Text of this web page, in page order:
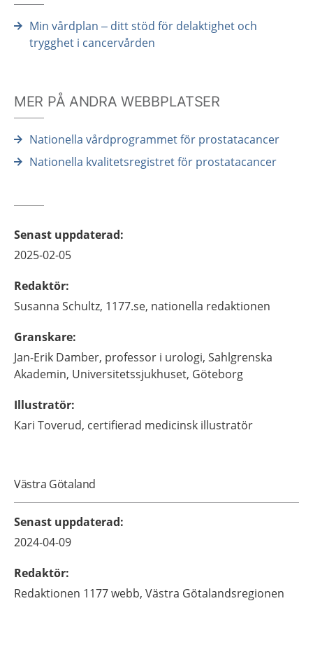
Min vårdplan – ditt stöd för delaktighet och
trygghet i cancervården
MER PÅ ANDRA WEBBPLATSER
Nationella vårdprogrammet för prostatacancer
Nationella kvalitetsregistret för prostatacancer
Senast uppdaterad:
2025-02-05
Redaktör:
Susanna Schultz, 1177.se, nationella redaktionen
Granskare:
Jan-Erik Damber, professor i urologi, Sahlgrenska
Akademin, Universitetssjukhuset, Göteborg
Illustratör:
Kari Toverud, certifierad medicinsk illustratör
Västra Götaland
Senast uppdaterad:
2024-04-09
Redaktör:
Redaktionen 1177 webb, Västra Götalandsregionen